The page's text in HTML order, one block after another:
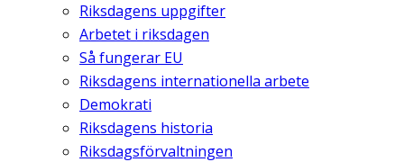
Riksdagens uppgifter
Arbetet i riksdagen
Så fungerar EU
Riksdagens internationella arbete
Demokrati
Riksdagens historia
Riksdagsförvaltningen